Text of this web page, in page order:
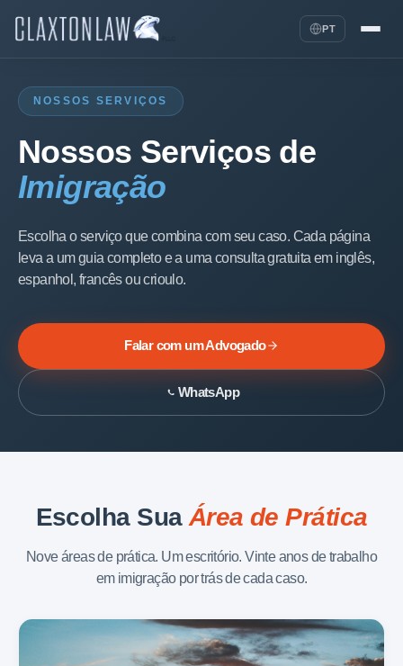
PT
NOSSOS SERVIÇOS
Nossos Serviços de
Imigração
Escolha o serviço que combina com seu caso. Cada página
leva a um guia completo e a uma consulta gratuita em inglês,
espanhol, francês ou crioulo.
Falar com um Advogado
WhatsApp
Escolha SuaÁrea de Prática
Nove áreas de prática. Um escritório. Vinte anos de trabalho
em imigração por trás de cada caso.